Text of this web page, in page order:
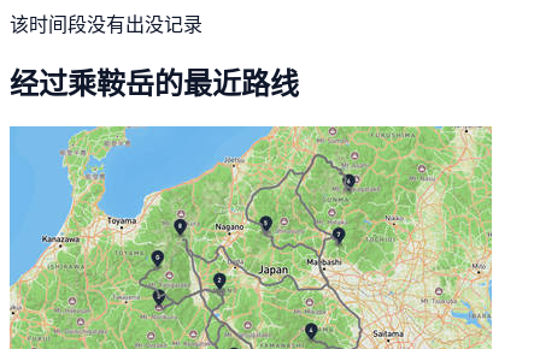
该时间段没有出没记录
经过乘鞍岳的最近路线